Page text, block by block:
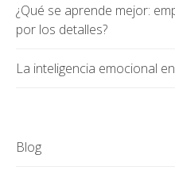
¿Qué se aprende mejor:
por los detalles?
La inteligencia emocional
Blog